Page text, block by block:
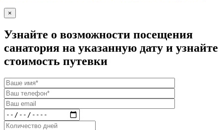
×
Узнайте о возможности посещения
санатория на указанную дату и узнайте
стоимость путевки